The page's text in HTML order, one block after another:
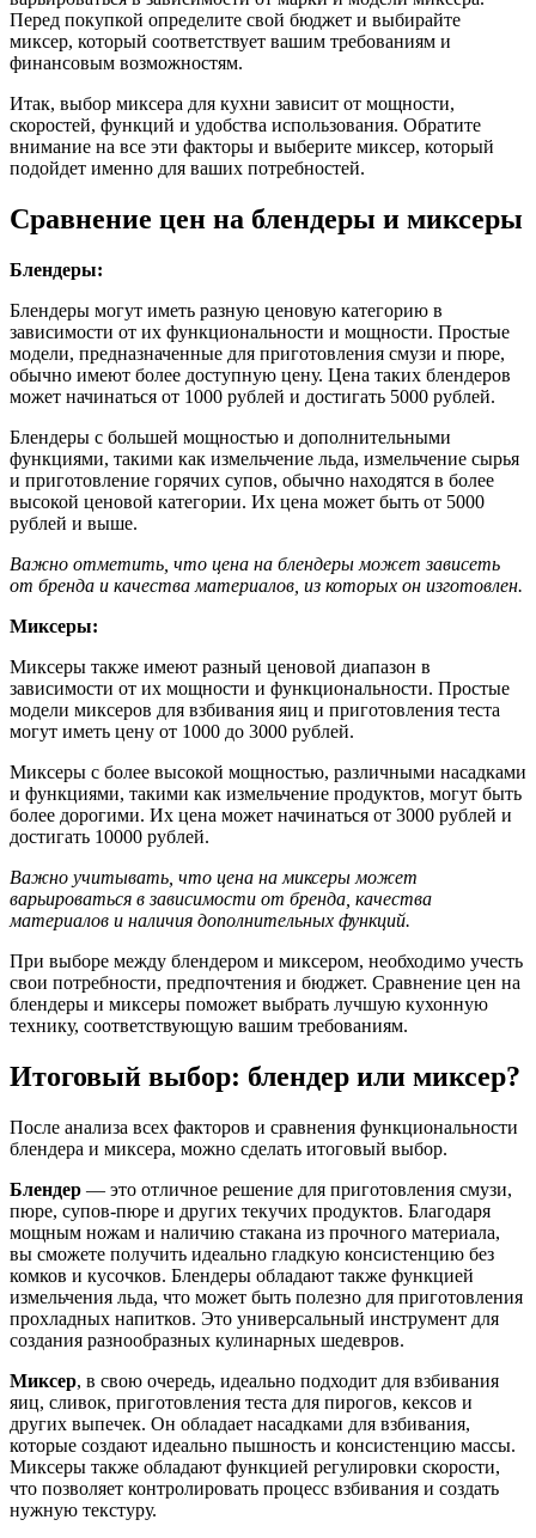
Перед покупкой определите свой бюджет и выбирайте
миксер, который соответствует вашим требованиям и
финансовым возможностям.
Итак, выбор миксера для кухни зависит от мощности,
скоростей, функций и удобства использования. Обратите
внимание на все эти факторы и выберите миксер, который
подойдет именно для ваших потребностей.
Сравнение цен на блендеры и миксеры
Блендеры:
Блендеры могут иметь разную ценовую категорию в
зависимости от их функциональности и мощности. Простые
модели, предназначенные для приготовления смузи и пюре,
обычно имеют более доступную цену. Цена таких блендеров
может начинаться от 1000 рублей и достигать 5000 рублей.
Блендеры с большей мощностью и дополнительными
функциями, такими как измельчение льда, измельчение сырья
и приготовление горячих супов, обычно находятся в более
высокой ценовой категории. Их цена может быть от 5000
рублей и выше.
Важно отметить, что цена на блендеры может зависеть
от бренда и качества материалов, из которых он изготовлен.
Миксеры:
Миксеры также имеют разный ценовой диапазон в
зависимости от их мощности и функциональности. Простые
модели миксеров для взбивания яиц и приготовления теста
могут иметь цену от 1000 до 3000 рублей.
Миксеры с более высокой мощностью, различными насадками
и функциями, такими как измельчение продуктов, могут быть
более дорогими. Их цена может начинаться от 3000 рублей и
достигать 10000 рублей.
Важно учитывать, что цена на миксеры может
варьироваться в зависимости от бренда, качества
материалов и наличия дополнительных функций.
При выборе между блендером и миксером, необходимо учесть
свои потребности, предпочтения и бюджет. Сравнение цен на
блендеры и миксеры поможет выбрать лучшую кухонную
технику, соответствующую вашим требованиям.
Итоговый выбор: блендер или миксер?
После анализа всех факторов и сравнения функциональности
блендера и миксера, можно сделать итоговый выбор.
Блендер — это отличное решение для приготовления смузи,
пюре, супов-пюре и других текучих продуктов. Благодаря
мощным ножам и наличию стакана из прочного материала,
вы сможете получить идеально гладкую консистенцию без
комков и кусочков. Блендеры обладают также функцией
измельчения льда, что может быть полезно для приготовления
прохладных напитков. Это универсальный инструмент для
создания разнообразных кулинарных шедевров.
Миксер, в свою очередь, идеально подходит для взбивания
яиц, сливок, приготовления теста для пирогов, кексов и
других выпечек. Он обладает насадками для взбивания,
которые создают идеально пышность и консистенцию массы.
Миксеры также обладают функцией регулировки скорости,
что позволяет контролировать процесс взбивания и создать
нужную текстуру.